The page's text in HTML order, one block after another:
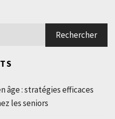
âge : stratégies efficaces
les seniors